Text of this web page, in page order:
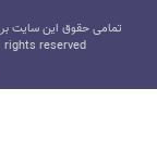
تمامی حقوق این سایت
rights reserved